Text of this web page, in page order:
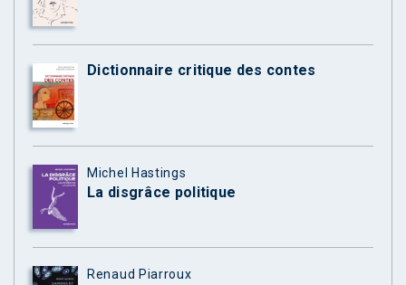
Dictionnaire critique des contes
Michel Hastings
La disgrâce politique
Renaud Piarroux